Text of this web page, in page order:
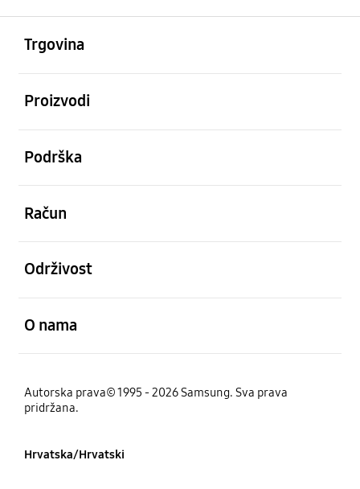
Trgovina
Proizvodi
Podrška
Račun
Održivost
O nama
Autorska prava© 1995 - 2026 Samsung. Sva prava
pridržana.
Hrvatska/Hrvatski